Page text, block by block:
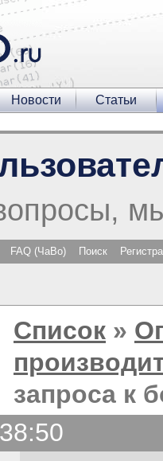
Новости Статьи
FAQ (ЧаВо) Поиск
Список »
запроса к